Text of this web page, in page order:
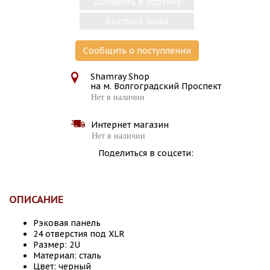
Сообщить о поступлении
Shamray Shop
на м. Волгоградский Проспект
Нет в наличии
Интернет магазин
Нет в наличии
Поделиться в соцсети:
ОПИСАНИЕ
Рэковая панель
24 отверстия под XLR
Размер: 2U
Материал: сталь
Цвет: черный